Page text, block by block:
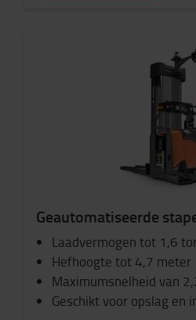
Geautomatiseerde
Laadvermogen tot 1,6
Hefhoogte tot 4,7 meter
Maximumsnelheid van
Geschikt voor opslag